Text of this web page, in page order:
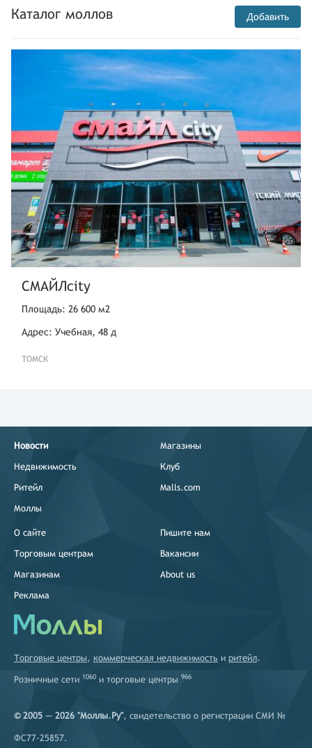
Каталог моллов Добавить
СМАЙЛcity
Площадь: 26 600 м2
Адрес: Учебная, 48 д
ТОМСК
Новости
Недвижимость
Ритейл
Моллы
Магазины
Клуб
Malls.com
О сайте
Торговым центрам
Магазинам
Реклама
Пишите нам
Вакансии
About us
Торговые центры, коммерческая недвижимость и ритейл.
Розничные сети 1060 и торговые центры 966
© 2005 — 2026 "Моллы.Ру", свидетельство о регистрации СМИ №
ФС77-25857.